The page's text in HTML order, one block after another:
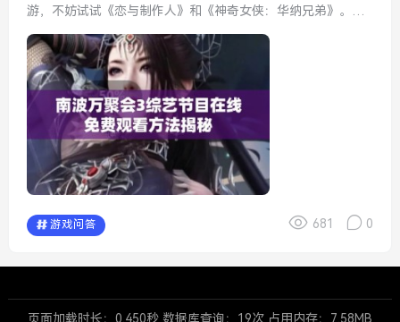
游，不妨试试《恋与制作人》和《神奇女侠：华纳兄弟》。这
起互动和情感联系。 能不能在办公室干湿你...
游戏问答 681 0
页面加载时长：0.450秒 数据库查询：19次 占用内存：7.58MB